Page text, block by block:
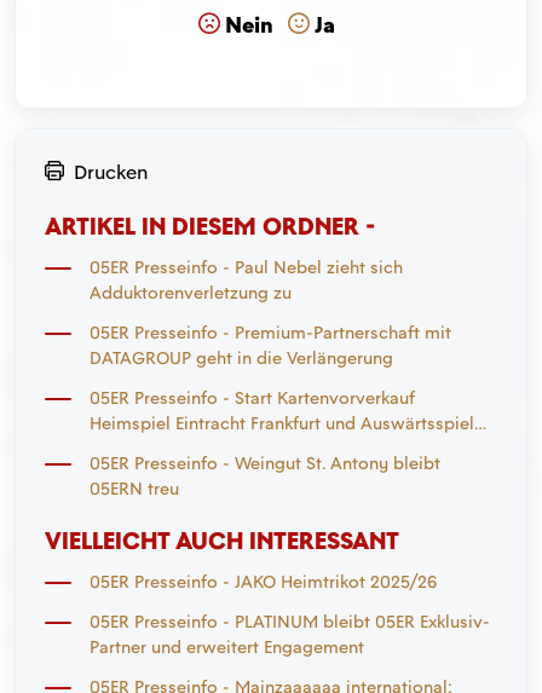
Nein Ja
Drucken
ARTIKEL IN DIESEM ORDNER -
05ER Presseinfo - Paul Nebel zieht sich
Adduktorenverletzung zu
05ER Presseinfo - Premium-Partnerschaft mit
DATAGROUP geht in die Verlängerung
05ER Presseinfo - Start Kartenvorverkauf
Heimspiel Eintracht Frankfurt und Auswärtsspiel
05ER Presseinfo - Weingut St. Antony bleibt
05ERN treu
VIELLEICHT AUCH INTERESSANT
05ER Presseinfo - JAKO Heimtrikot 2025/26
05ER Presseinfo - PLATINUM bleibt 05ER Exklusiv-
Partner und erweitert Engagement
05ER Presseinfo - Mainzaaaaaa international: